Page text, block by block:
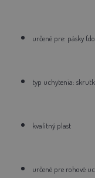
určené pre: pásky
typ uchytenia:
kvalitný plast
určené pre rohové